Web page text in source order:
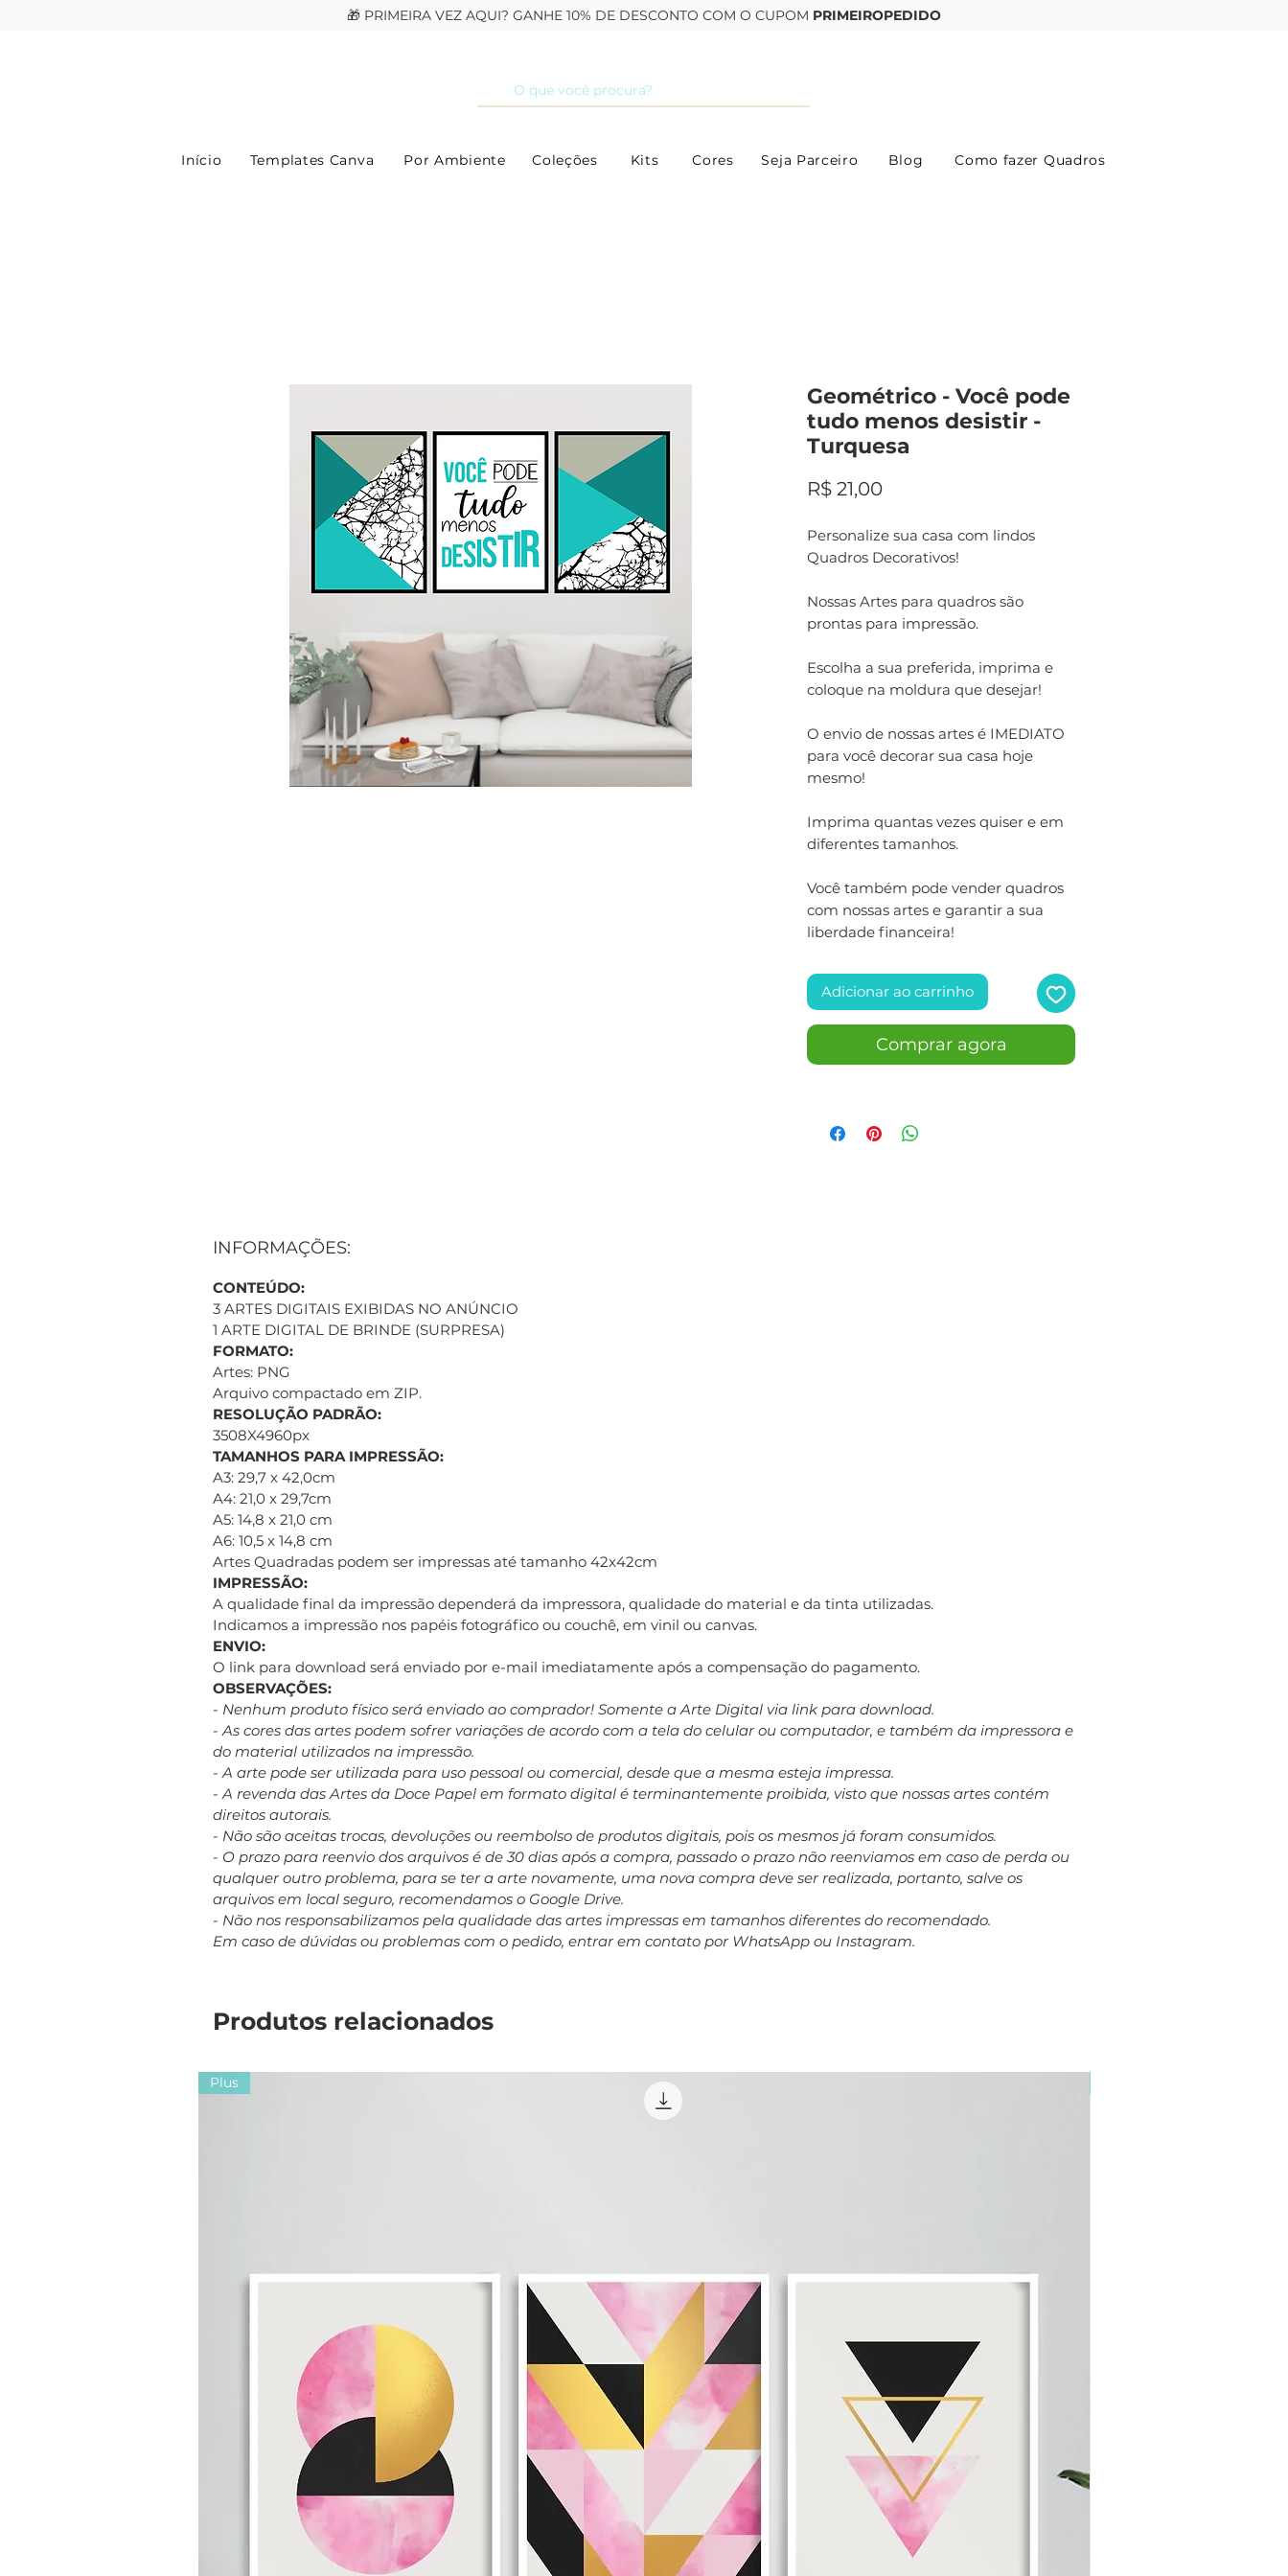
🎁 PRIMEIRA VEZ AQUI? GANHE 10% DE DESCONTO COM O CUPOM PRIMEIROPEDIDO
Início Templates Canva Por Ambiente Coleções Kits Cores Seja Parceiro Blog Como fazer Quadros
Geométrico - Você pode
tudo menos desistir -
Turquesa
R$ 21,00Preço
Personalize sua casa com lindos
Quadros Decorativos!
Nossas Artes para quadros são
prontas para impressão.
Escolha a sua preferida, imprima e
coloque na moldura que desejar!
O envio de nossas artes é IMEDIATO
para você decorar sua casa hoje
mesmo!
Imprima quantas vezes quiser e em
diferentes tamanhos.
Você também pode vender quadros
com nossas artes e garantir a sua
liberdade financeira!
Adicionar ao carrinho
Comprar agora
INFORMAÇÕES:
CONTEÚDO:
3 ARTES DIGITAIS EXIBIDAS NO ANÚNCIO
1 ARTE DIGITAL DE BRINDE (SURPRESA)
FORMATO:
Artes: PNG
Arquivo compactado em ZIP.
RESOLUÇÃO PADRÃO:
3508X4960px
TAMANHOS PARA IMPRESSÃO:
A3: 29,7 x 42,0cm
A4: 21,0 x 29,7cm
A5: 14,8 x 21,0 cm
A6: 10,5 x 14,8 cm
Artes Quadradas podem ser impressas até tamanho 42x42cm
IMPRESSÃO:
A qualidade final da impressão dependerá da impressora, qualidade do material e da tinta utilizadas.
Indicamos a impressão nos papéis fotográfico ou couchê, em vinil ou canvas.
ENVIO:
O link para download será enviado por e-mail imediatamente após a compensação do pagamento.
OBSERVAÇÕES:
- Nenhum produto físico será enviado ao comprador! Somente a Arte Digital via link para download.
- As cores das artes podem sofrer variações de acordo com a tela do celular ou computador, e também da impressora e
do material utilizados na impressão.
- A arte pode ser utilizada para uso pessoal ou comercial, desde que a mesma esteja impressa.
- A revenda das Artes da Doce Papel em formato digital é terminantemente proibida, visto que nossas artes contém
direitos autorais.
- Não são aceitas trocas, devoluções ou reembolso de produtos digitais, pois os mesmos já foram consumidos.
- O prazo para reenvio dos arquivos é de 30 dias após a compra, passado o prazo não reenviamos em caso de perda ou
qualquer outro problema, para se ter a arte novamente, uma nova compra deve ser realizada, portanto, salve os
arquivos em local seguro, recomendamos o Google Drive.
- Não nos responsabilizamos pela qualidade das artes impressas em tamanhos diferentes do recomendado.
Em caso de dúvidas ou problemas com o pedido, entrar em contato por WhatsApp ou Instagram.
Produtos relacionados
Plus